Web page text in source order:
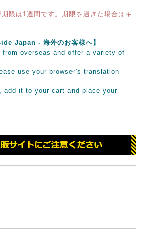
限は1週間です。期限を過ぎた場合はキ
Japan - 海外のお客様へ】
from overseas and offer a variety of
use your browser's translation
add it to your cart and place your